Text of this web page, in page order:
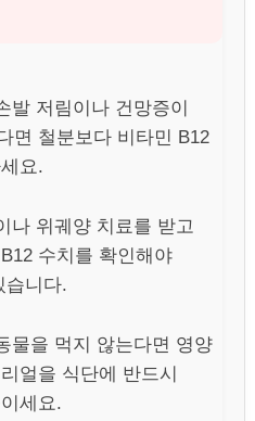
발 저림이나 건망증이
면 철분보다 비타민 B12
요.
나 위궤양 치료를 받고
수치를 확인해야
습니다.
물을 먹지 않는다면 영양
얼을 식단에 반드시
세요.